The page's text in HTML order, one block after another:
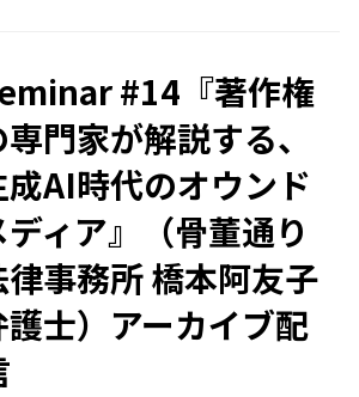
〜自動車メディア70年の歴史
学ぶ、心に響くメディア運営のポ
ト〜』をテーマにお話しいただ
す。
#14『著作権
専門家が解説する、
成AI時代のオウンド
ディア』（骨董通り
律事務所 橋本阿友子
護士）アーカイブ配